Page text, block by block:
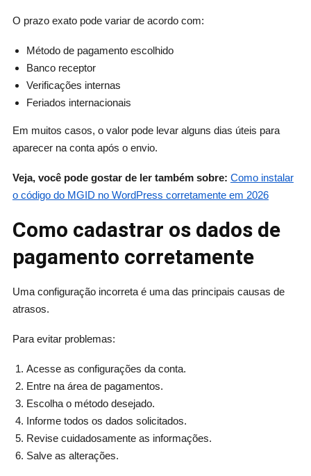
O prazo exato pode variar de acordo com:
Método de pagamento escolhido
Banco receptor
Verificações internas
Feriados internacionais
Em muitos casos, o valor pode levar alguns dias úteis para
aparecer na conta após o envio.
Veja, você pode gostar de ler também sobre: Como instalar
o código do MGID no WordPress corretamente em 2026
Como cadastrar os dados de
pagamento corretamente
Uma configuração incorreta é uma das principais causas de
atrasos.
Para evitar problemas:
Acesse as configurações da conta.
Entre na área de pagamentos.
Escolha o método desejado.
Informe todos os dados solicitados.
Revise cuidadosamente as informações.
Salve as alterações.